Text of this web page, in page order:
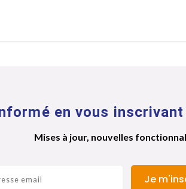
en vous
Mises à jour, nouvelles
Je